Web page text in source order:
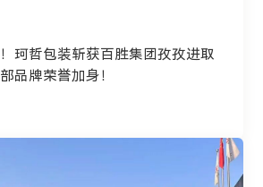
珂哲包装斩获百胜集团孜孜进取
品牌荣誉加身！